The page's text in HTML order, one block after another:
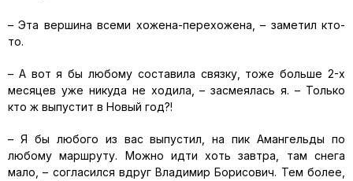
– Эта вершина всеми хожена-перехожена, – заметил кто-
то.
– А вот я бы любому составила связку, тоже больше 2-х
месяцев уже никуда не ходила, – засмеялась я. – Только
кто ж выпустит в Новый год?!
– Я бы любого из вас выпустил, на пик Амангельды по
любому маршруту. Можно идти хоть завтра, там снега
мало, – согласился вдруг Владимир Борисович. Тем более,